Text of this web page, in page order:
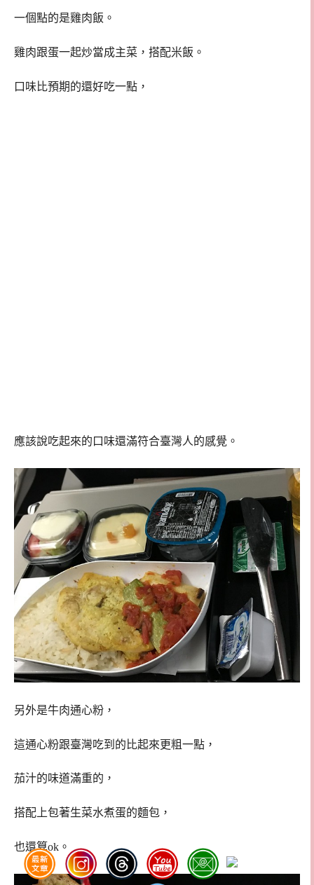
一個點的是雞肉飯。
雞肉跟蛋一起炒當成主菜，搭配米飯。
口味比預期的還好吃一點，
應該說吃起來的口味還滿符合臺灣人的感覺。
另外是牛肉通心粉，
這通心粉跟臺灣吃到的比起來更粗一點，
茄汁的味道滿重的，
搭配上包著生菜水煮蛋的麵包，
也還算ok。